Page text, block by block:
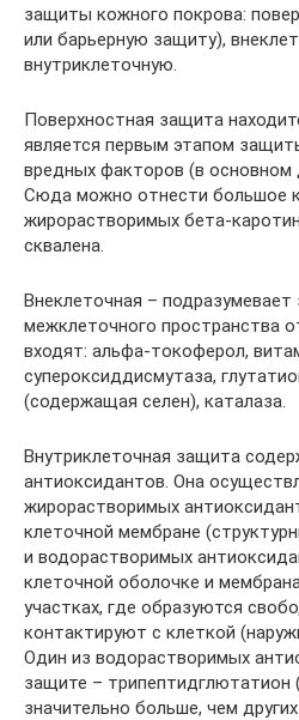
защиты кожного покрова:
или барьерную защиту),
внутриклеточную.
Поверхностная защита
является первым этапом
вредных факторов (в основном
Сюда можно отнести большое
жирорастворимых бета-
сквалена.
Внеклеточная –
межклеточного пространства
входят: альфа-токоферол,
супероксиддисмутаза,
(содержащая селен), каталаза.
Внутриклеточная защита
антиоксидантов. Она
жирорастворимых
клеточной мембране
и водорастворимых
клеточной оболочке и
участках, где образуются
контактируют с клеткой
Один из водорастворимых
защите – трипептидглютатион
значительно больше, чем